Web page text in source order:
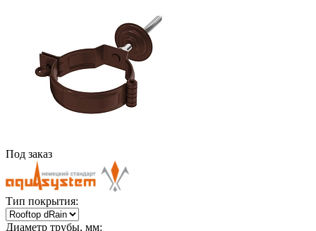
Под заказ
Тип покрытия:
Диаметр трубы, мм: